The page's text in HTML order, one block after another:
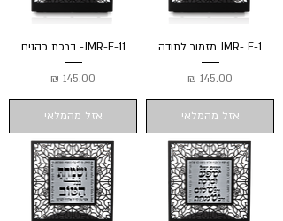
JMR- F-1 מזמור לתודה
מחיר
אזל מהמלאי
JMR-F-11- ברכת כהנים
מחיר
אזל מהמלאי